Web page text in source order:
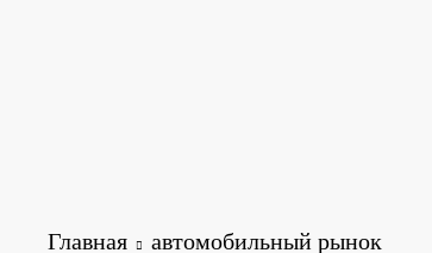
Главная автомобильный рынок